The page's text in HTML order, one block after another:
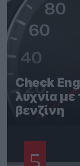
Check
λυχνία με
βενζίνη